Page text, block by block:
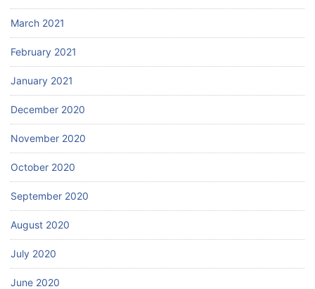
March 2021
February 2021
January 2021
December 2020
November 2020
October 2020
September 2020
August 2020
July 2020
June 2020